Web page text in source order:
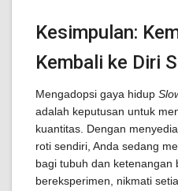
Kesimpulan:
Kembali ke Diri
Mengadopsi gaya hidup
adalah keputusan untuk
kuantitas. Dengan
roti sendiri, Anda sedang
bagi tubuh dan ketenangan
bereksperimen, nikmati